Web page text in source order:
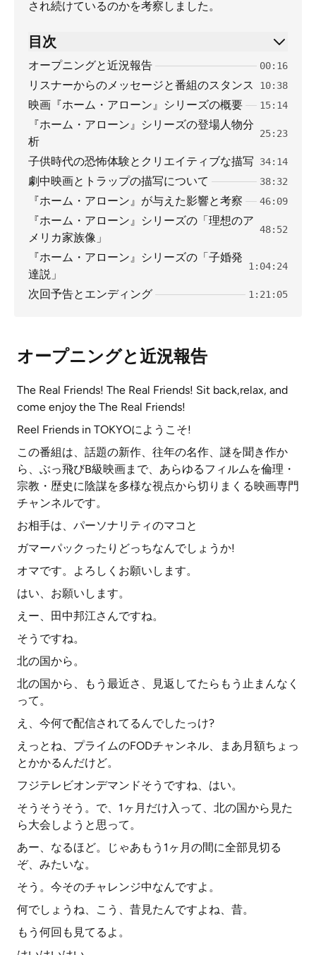
され続けているのかを考察しました。
目次
オープニングと近況報告 00:16
リスナーからのメッセージと番組のスタンス 10:38
映画『ホーム・アローン』シリーズの概要 15:14
『ホーム・アローン』シリーズの登場人物分
析
25:23
子供時代の恐怖体験とクリエイティブな描写 34:14
劇中映画とトラップの描写について 38:32
『ホーム・アローン』が与えた影響と考察 46:09
『ホーム・アローン』シリーズの「理想のア
メリカ家族像」
48:52
『ホーム・アローン』シリーズの「子婚発
達説」
1:04:24
次回予告とエンディング 1:21:05
オープニングと近況報告
The Real Friends! The Real Friends! Sit back,relax, and
come enjoy the The Real Friends!
Reel Friends in TOKYOにようこそ!
この番組は、話題の新作、往年の名作、謎を聞き作か
ら、ぶっ飛びB級映画まで、あらゆるフィルムを倫理・
宗教・歴史に陰謀を多様な視点から切りまくる映画専門
チャンネルです。
お相手は、パーソナリティのマコと
ガマーパックったりどっちなんでしょうか!
オマです。よろしくお願いします。
はい、お願いします。
えー、田中邦江さんですね。
そうですね。
北の国から。
北の国から、もう最近さ、見返してたらもう止まんなく
って。
え、今何で配信されてるんでしたっけ?
えっとね、プライムのFODチャンネル、まあ月額ちょっ
とかかるんだけど。
フジテレビオンデマンドそうですね、はい。
そうそうそう。で、1ヶ月だけ入って、北の国から見た
ら大会しようと思って。
あー、なるほど。じゃあもう1ヶ月の間に全部見切る
ぞ、みたいな。
そう。今そのチャレンジ中なんですよ。
何でしょうね、こう、昔見たんですよね、昔。
もう何回も見てるよ。